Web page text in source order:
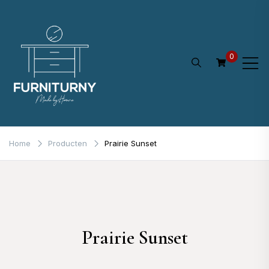
0
Home Producten Prairie Sunset
Prairie Sunset